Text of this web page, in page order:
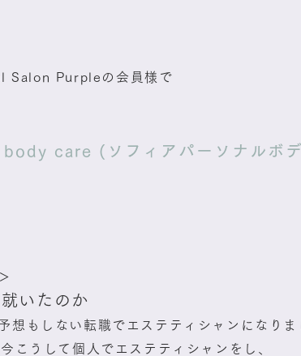
Salon Purpleの会員様で
care (ソフィアパーソナルボデ
いたのか
想もしない転職でエステティシャンになりま
こうして個人でエステティシャンをし、